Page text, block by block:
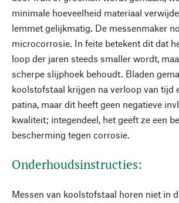
minimale hoeveelheid materiaal
lemmet gelijkmatig. De messenmaker
microcorrosie. In feite betekent dit dat
loop der jaren steeds smaller wordt,
scherpe slijphoek behoudt. Bladen
koolstofstaal krijgen na verloop van tijd
patina, maar dit heeft geen negatieve
kwaliteit; integendeel, het geeft ze een
bescherming tegen corrosie.
Onderhoudsinstructies:
Messen van koolstofstaal horen niet in